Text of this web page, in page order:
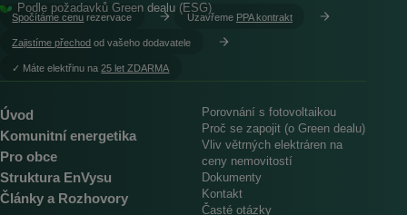
Podle požadavků Green dealu (ESG)
Spočítáme cenu rezervace Uzavřeme PPA kontrakt
Zajistíme přechod od vašeho dodavatele
︎✓ Máte elektřinu na25 let ZDARMA
Úvod
Komunitní energetika
Pro obce
Struktura EnVysu
Články a Rozhovory
Porovnání s fotovoltaikou
Proč se zapojit (o Green dealu)
Vliv větrných elektráren na
ceny nemovitostí
Dokumenty
Kontakt
Časté otázky